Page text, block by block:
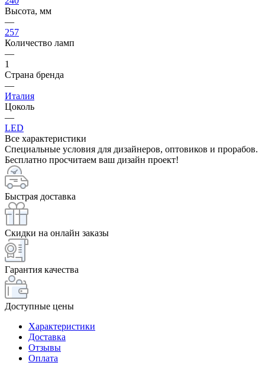
Высота, мм
—
257
Количество ламп
—
1
Страна бренда
—
Италия
Цоколь
—
LED
Все характеристики
Специальные условия для дизайнеров, оптовиков и прорабов.
Бесплатно просчитаем ваш дизайн проект!
Быстрая доставка
Скидки на онлайн заказы
Гарантия качества
Доступные цены
Характеристики
Доставка
Отзывы
Оплата